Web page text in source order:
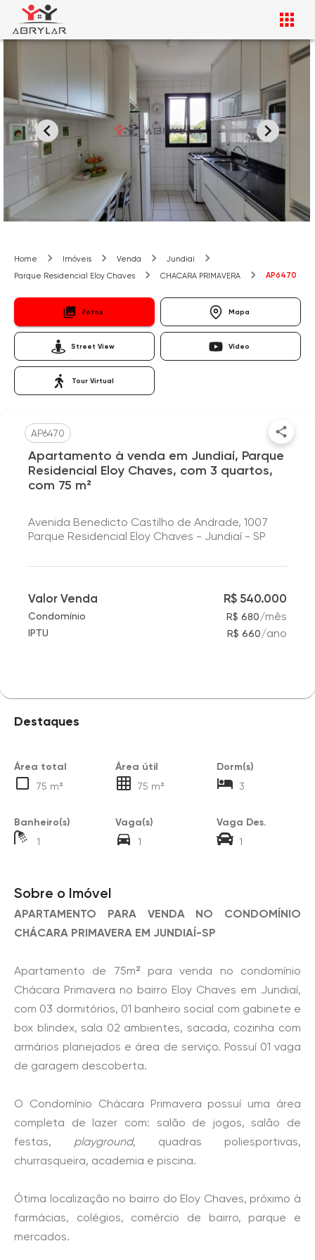
Home Imóveis Venda
Jundiaí
Parque Residencial Eloy Chaves
CHACARA PRIMAVERA AP6470
Fotos Mapa
Street View Vídeo
Tour Virtual
AP6470
Apartamento à venda em Jundiaí, Parque
Residencial Eloy Chaves, com 3 quartos,
com 75 m²
Avenida Benedicto Castilho de Andrade, 1007
Parque Residencial Eloy Chaves - Jundiaí - SP
Valor Venda R$ 540.000
Condomínio R$ 680/mês
IPTU R$ 660/ano
Destaques
Área total
75 m²
Área útil
75 m²
Dorm(s)
3
Banheiro(s)
1
Vaga(s)
1
Vaga Des.
1
Sobre o Imóvel
APARTAMENTO PARA VENDA NO CONDOMÍNIO
CHÁCARA PRIMAVERA EM JUNDIAÍ-SP
Apartamento de 75m² para venda no condomínio
Chácara Primavera no bairro Eloy Chaves em Jundiaí,
com 03 dormitórios, 01 banheiro social com gabinete e
box blindex, sala 02 ambientes, sacada, cozinha com
armários planejados e área de serviço. Possuí 01 vaga
de garagem descoberta.
O Condomínio Chácara Primavera possuí uma área
completa de lazer com: salão de jogos, salão de
festas, playground, quadras poliesportivas,
churrasqueira, academia e piscina.
Ótima localização no bairro do Eloy Chaves, próximo à
farmácias, colégios, comércio de bairro, parque e
mercados.